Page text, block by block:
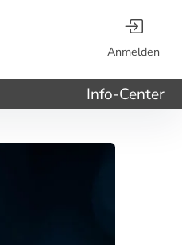
Anmelden
Info-Center